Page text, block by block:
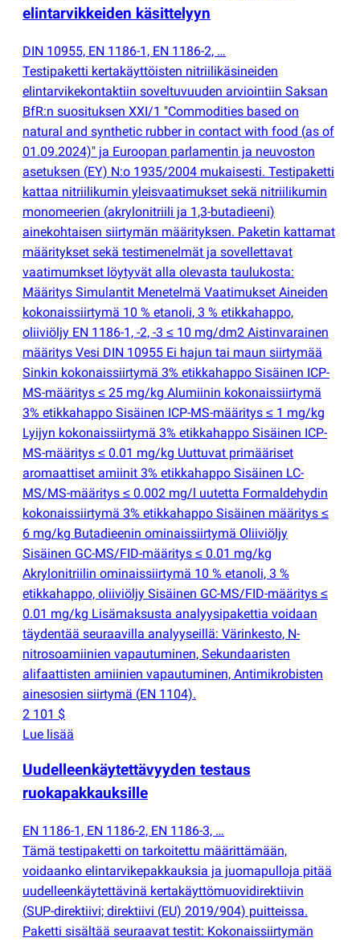
elintarvikkeiden käsittelyyn
DIN 10955, EN 1186-1, EN 1186-2, …
Testipaketti kertakäyttöisten nitriilikäsineiden
elintarvikekontaktiin soveltuvuuden arviointiin Saksan
BfR:n suosituksen XXI/1 "Commodities based on
natural and synthetic rubber in contact with food (as of
01.09.2024)" ja Euroopan parlamentin ja neuvoston
asetuksen (EY) N:o 1935/2004 mukaisesti. Testipaketti
kattaa nitriilikumin yleisvaatimukset sekä nitriilikumin
monomeerien (akrylonitriili ja 1,3-butadieeni)
ainekohtaisen siirtymän määrityksen. Paketin kattamat
määritykset sekä testimenelmät ja sovellettavat
vaatimumkset löytyvät alla olevasta taulukosta:
Määritys Simulantit Menetelmä Vaatimukset Aineiden
kokonaissiirtymä 10 % etanoli, 3 % etikkahappo,
oliiviöljy EN 1186-1, -2, -3 ≤ 10 mg/dm2 Aistinvarainen
määritys Vesi DIN 10955 Ei hajun tai maun siirtymää
Sinkin kokonaissiirtymä 3% etikkahappo Sisäinen ICP-
MS-määritys ≤ 25 mg/kg Alumiinin kokonaissiirtymä
3% etikkahappo Sisäinen ICP-MS-määritys ≤ 1 mg/kg
Lyijyn kokonaissiirtymä 3% etikkahappo Sisäinen ICP-
MS-määritys ≤ 0.01 mg/kg Uuttuvat primääriset
aromaattiset amiinit 3% etikkahappo Sisäinen LC-
MS/MS-määritys ≤ 0.002 mg/l uutetta Formaldehydin
kokonaissiirtymä 3% etikkahappo Sisäinen määritys ≤
6 mg/kg Butadieenin ominaissiirtymä Oliiviöljy
Sisäinen GC-MS/FID-määritys ≤ 0.01 mg/kg
Akrylonitriilin ominaissiirtymä 10 % etanoli, 3 %
etikkahappo, oliiviöljy Sisäinen GC-MS/FID-määritys ≤
0.01 mg/kg Lisämaksusta analyysipakettia voidaan
täydentää seuraavilla analyyseillä: Värinkesto, N-
nitrosoamiinien vapautuminen, Sekundaaristen
alifaattisten amiinien vapautuminen, Antimikrobisten
ainesosien siirtymä (EN 1104).
2 101 $
Lue lisää
Uudelleenkäytettävyyden testaus
ruokapakkauksille
EN 1186-1, EN 1186-2, EN 1186-3, …
Tämä testipaketti on tarkoitettu määrittämään,
voidaanko elintarvikepakkauksia ja juomapulloja pitää
uudelleenkäytettävinä kertakäyttömuovidirektiivin
(SUP-direktiivi; direktiivi (EU) 2019/904) puitteissa.
Paketti sisältää seuraavat testit: Kokonaissiirtymän